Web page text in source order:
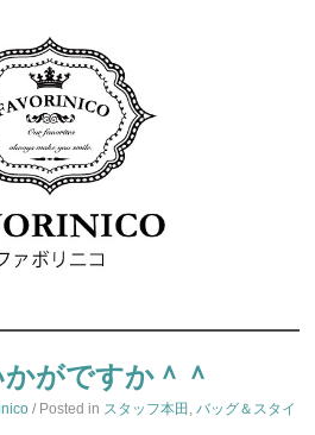
がですか＾＾
/ Posted in スタッフ本田 ,バッグ＆スタイ